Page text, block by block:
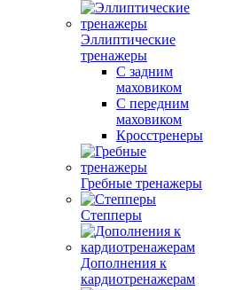
Эллиптические
тренажеры
С задним
маховиком
С передним
маховиком
Кросстренеры
Гребные тренажеры
Степперы
Дополнения к
кардиотренажерам